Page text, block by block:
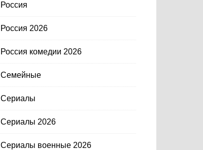
Россия
Россия 2026
Россия комедии 2026
Семейные
Сериалы
Сериалы 2026
Сериалы военные 2026